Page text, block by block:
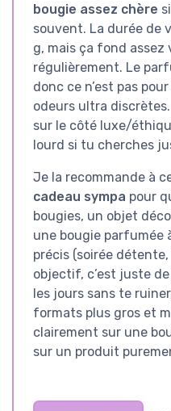
bougie assez chère
souvent. La durée de
g, mais ça fond assez
régulièrement. Le
donc ce n’est pas
odeurs ultra
sur le côté luxe/
lourd si tu cherches
Je la recommande à
cadeau sympa pour
bougies, un objet
une bougie parfumée
précis (soirée
objectif, c’est juste
les jours sans te
formats plus gros et
clairement sur une
sur un produit